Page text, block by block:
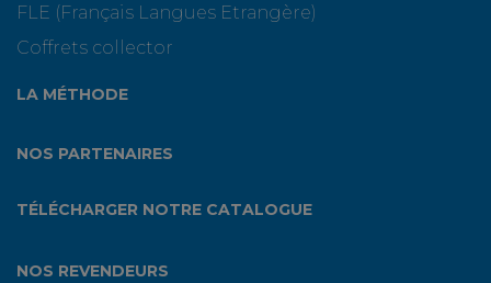
FLE (Français Langues Etrangère)
Coffrets collector
LA MÉTHODE
NOS PARTENAIRES
TÉLÉCHARGER NOTRE CATALOGUE
NOS REVENDEURS